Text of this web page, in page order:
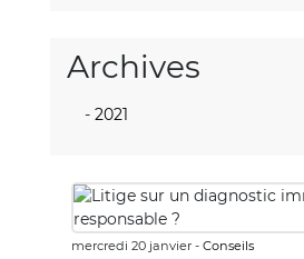
Archives
2021
mercredi 20 janvier - Conseils